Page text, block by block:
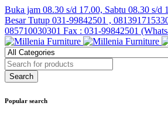
Buka jam 08.30 s/d 17.00, Sabtu 08.30 s/
Besar Tutup 031-99842501 ,
085710030301 Fax : 031-99842501
Popular search